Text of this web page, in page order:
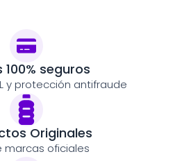
100% seguros
y protección antifraude
Originales
marcas oficiales